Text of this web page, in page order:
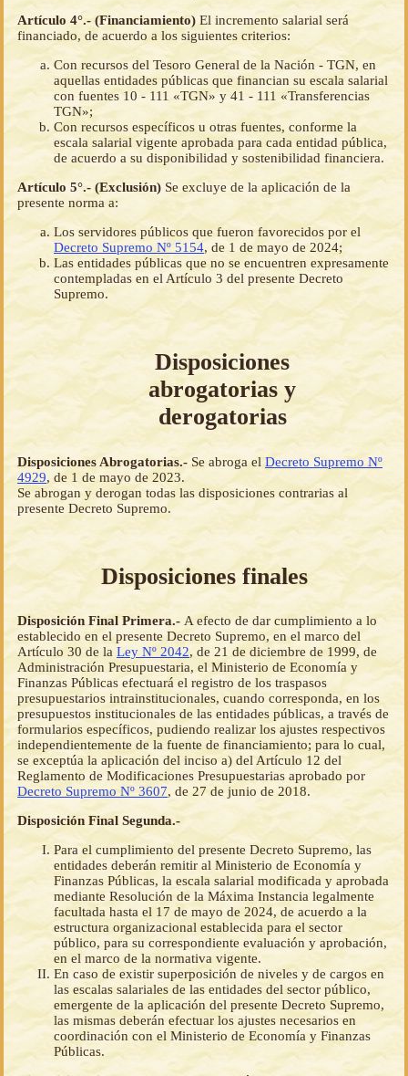
Artículo 4°.- (Financiamiento) El incremento salarial será
financiado, de acuerdo a los siguientes criterios:
Con recursos del Tesoro General de la Nación - TGN, en
aquellas entidades públicas que financian su escala salarial
con fuentes 10 - 111 «TGN» y 41 - 111 «Transferencias
TGN»;
Con recursos específicos u otras fuentes, conforme la
escala salarial vigente aprobada para cada entidad pública,
de acuerdo a su disponibilidad y sostenibilidad financiera.
Artículo 5°.- (Exclusión) Se excluye de la aplicación de la
presente norma a:
Los servidores públicos que fueron favorecidos por el
Decreto Supremo Nº 5154, de 1 de mayo de 2024;
Las entidades públicas que no se encuentren expresamente
contempladas en el Artículo 3 del presente Decreto
Supremo.
Disposiciones
abrogatorias y
derogatorias
Disposiciones Abrogatorias.- Se abroga el Decreto Supremo Nº
4929, de 1 de mayo de 2023.
Se abrogan y derogan todas las disposiciones contrarias al
presente Decreto Supremo.
Disposiciones finales
Disposición Final Primera.- A efecto de dar cumplimiento a lo
establecido en el presente Decreto Supremo, en el marco del
Artículo 30 de la Ley Nº 2042, de 21 de diciembre de 1999, de
Administración Presupuestaria, el Ministerio de Economía y
Finanzas Públicas efectuará el registro de los traspasos
presupuestarios intrainstitucionales, cuando corresponda, en los
presupuestos institucionales de las entidades públicas, a través de
formularios específicos, pudiendo realizar los ajustes respectivos
independientemente de la fuente de financiamiento; para lo cual,
se exceptúa la aplicación del inciso a) del Artículo 12 del
Reglamento de Modificaciones Presupuestarias aprobado por
Decreto Supremo Nº 3607, de 27 de junio de 2018.
Disposición Final Segunda.-
Para el cumplimiento del presente Decreto Supremo, las
entidades deberán remitir al Ministerio de Economía y
Finanzas Públicas, la escala salarial modificada y aprobada
mediante Resolución de la Máxima Instancia legalmente
facultada hasta el 17 de mayo de 2024, de acuerdo a la
estructura organizacional establecida para el sector
público, para su correspondiente evaluación y aprobación,
en el marco de la normativa vigente.
En caso de existir superposición de niveles y de cargos en
las escalas salariales de las entidades del sector público,
emergente de la aplicación del presente Decreto Supremo,
las mismas deberán efectuar los ajustes necesarios en
coordinación con el Ministerio de Economía y Finanzas
Públicas.